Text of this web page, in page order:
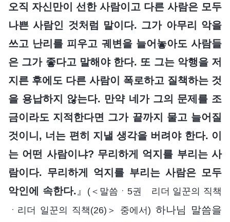
오직 자신만이 선한 사람이고 다른 사람은 모두
나쁜 사람인 것처럼 말이다. 그가 아무리 악을
쓰고 난리를 피우고 궤변을 늘어놓아도 사람들
은 그가 좋다고 말해야 한다. 또 그는 악행을 저
지른 후에도 다른 사람이 폭로하고 질책하는 것
을 용납하지 않는다. 만약 네가 그의 문제를 조
금이라도 지적한다면 그가 끝까지 물고 늘어질
것이니, 너는 편히 지낼 생각을 버려야 한다. 이
는 어떤 사람이냐? 무리하게 억지를 부리는 사
람이다. 무리하게 억지를 부리는 사람은 모두
악인에 속한다. 』
(＜말씀ㆍ5권 리더 일꾼의 직책
ㆍ리더 일꾼의 직책(26)＞ 중에서) 하나님 말씀을